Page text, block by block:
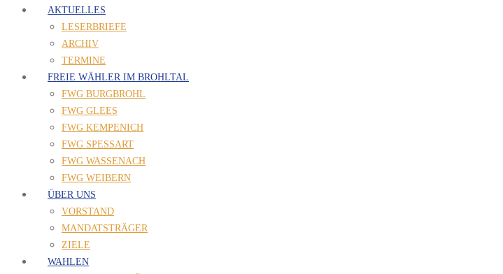
AKTUELLES
LESERBRIEFE
ARCHIV
TERMINE
FREIE WÄHLER IM BROHLTAL
FWG BURGBROHL
FWG GLEES
FWG KEMPENICH
FWG SPESSART
FWG WASSENACH
FWG WEIBERN
ÜBER UNS
VORSTAND
MANDATSTRÄGER
ZIELE
WAHLEN